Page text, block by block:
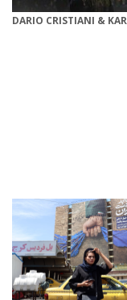
DARIO CRISTIANI &